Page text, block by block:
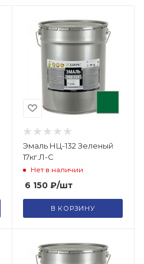
Эмаль НЦ-132 Зеленый
17кг.Л-С
Нет в наличии
6 150₽/шт
В КОРЗИНУ